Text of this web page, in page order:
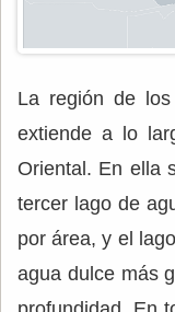
La región de los
extiende a lo
Oriental. En ella
tercer lago de
por área, y el
agua dulce más